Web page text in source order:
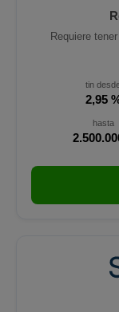
Requiere
tin
2,95
hasta